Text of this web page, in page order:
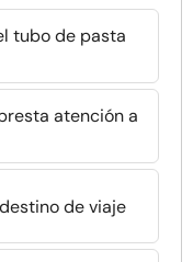
tubo de pasta
atención a
de viaje